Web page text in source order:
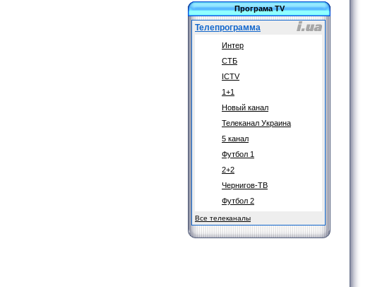
Програма TV
Телепрограмма
Интер
СТБ
ICTV
1+1
Новый канал
Телеканал Украина
5 канал
Футбол 1
2+2
Чернигов-ТВ
Футбол 2
Все телеканалы